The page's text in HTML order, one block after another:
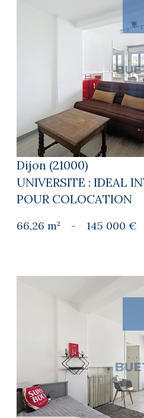
voir le
Dijon (21000)
UNIVERSITE : IDEAL
POUR COLOCATION
66,26 m² - 145 000 €
voir le